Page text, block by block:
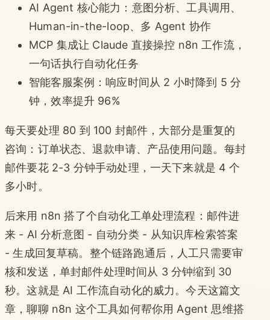
AI Agent 核心能力：意图分析、工具调用、
Human-in-the-loop、多 Agent 协作
MCP 集成让 Claude 直接操控 n8n 工作流，
一句话执行自动化任务
智能客服案例：响应时间从 2 小时降到 5 分
钟，效率提升 96%
每天要处理 80 到 100 封邮件，大部分是重复的
咨询：订单状态、退款申请、产品使用问题。每封
邮件要花 2-3 分钟手动处理，一天下来就是 4 个
多小时。
后来用 n8n 搭了个自动化工单处理流程：邮件进
来 - AI 分析意图 - 自动分类 - 从知识库检索答案
- 生成回复草稿。整个链路跑通后，人工只需要审
核和发送，单封邮件处理时间从 3 分钟缩到 30
秒。这就是 AI 工作流自动化的威力。今天这篇文
章，聊聊 n8n 这个工具如何帮你用 Agent 思维搭